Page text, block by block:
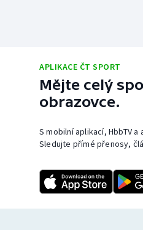
APLIKACE ČT SPORT
Mějte celý
obrazovce.
S mobilní aplikací, HbbTV
Sledujte přímé přenosy,